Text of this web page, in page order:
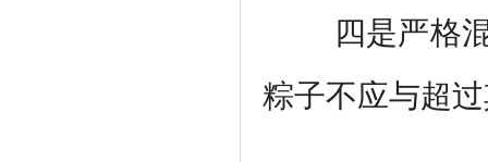
四是严格
粽子不应与超